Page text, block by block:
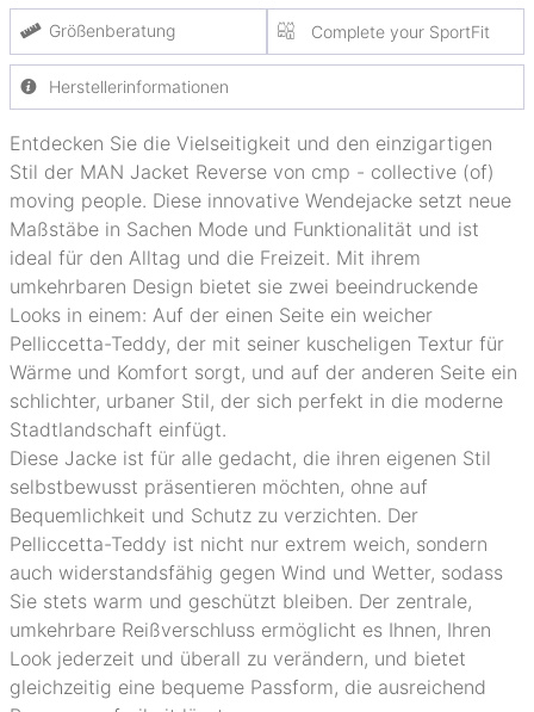
Größenberatung Complete your SportFit
Herstellerinformationen
Entdecken Sie die Vielseitigkeit und den einzigartigen
Stil der MAN Jacket Reverse von cmp - collective (of)
moving people. Diese innovative Wendejacke setzt neue
Maßstäbe in Sachen Mode und Funktionalität und ist
ideal für den Alltag und die Freizeit. Mit ihrem
umkehrbaren Design bietet sie zwei beeindruckende
Looks in einem: Auf der einen Seite ein weicher
Pelliccetta-Teddy, der mit seiner kuscheligen Textur für
Wärme und Komfort sorgt, und auf der anderen Seite ein
schlichter, urbaner Stil, der sich perfekt in die moderne
Stadtlandschaft einfügt.
Diese Jacke ist für alle gedacht, die ihren eigenen Stil
selbstbewusst präsentieren möchten, ohne auf
Bequemlichkeit und Schutz zu verzichten. Der
Pelliccetta-Teddy ist nicht nur extrem weich, sondern
auch widerstandsfähig gegen Wind und Wetter, sodass
Sie stets warm und geschützt bleiben. Der zentrale,
umkehrbare Reißverschluss ermöglicht es Ihnen, Ihren
Look jederzeit und überall zu verändern, und bietet
gleichzeitig eine bequeme Passform, die ausreichend